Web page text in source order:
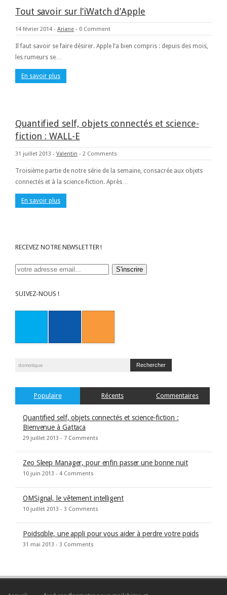
Tout savoir sur l’iWatch d’Apple
14 février 2014 - Ariane - 0 Comment
Il faut savoir se faire désirer. Apple l’a bien compris : depuis des mois,
les rumeurs se…
En savoir plus
Quantified self, objets connectés et science-
fiction : WALL-E
31 juillet 2013 - Valentin - 2 Comments
Troisième partie de notre série de la semaine, consacrée aux objets
connectés et à la science-fiction. Après…
En savoir plus
RECEVEZ NOTRE NEWSLETTER !
SUIVEZ-NOUS !
Populaire Récents Commentaires
Quantified self, objets connectés et science-fiction :
Bienvenue à Gattaca
29 juillet 2013 - 7 Comments
Zeo Sleep Manager, pour enfin passer une bonne nuit
10 juin 2013 - 4 Comments
OMSignal, le vêtement intelligent
10 juillet 2013 - 3 Comments
Poidscible, une appli pour vous aider à perdre votre poids
31 mai 2013 - 3 Comments